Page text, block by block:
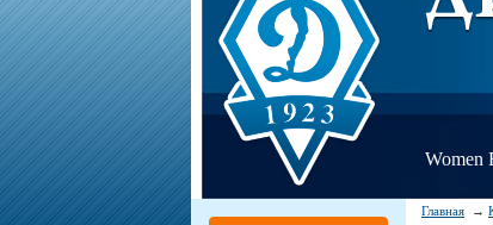
Women
Главная